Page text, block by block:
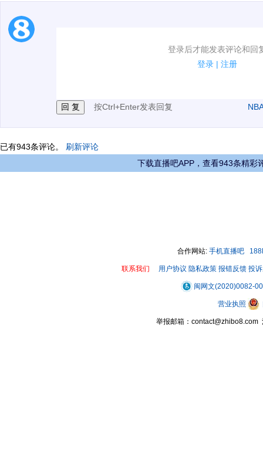
登录后才能发表评论和回
登录 | 注册
1.电脑端新用户可以发表评论了！
按Ctrl+Enter发表回复
已有943条评论。 刷新评论
下载直播吧APP，查看943条精彩
合作网站: 手机直播吧
联系我们 用户协议 隐私政策 报错反馈 投
闽网文(2020)0082-
营业执照
举报邮箱：